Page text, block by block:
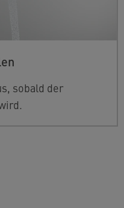
sobald der